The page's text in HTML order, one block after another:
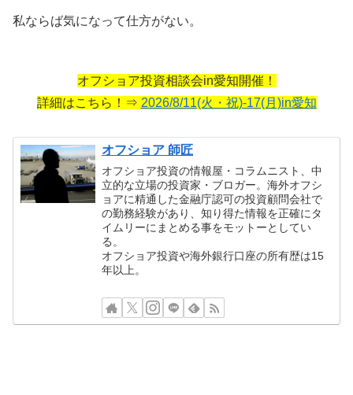
私ならば気になって仕方がない。
オフショア投資相談会in愛知開催！
詳細はこちら！⇒ 2026/8/11(火・祝)-17(月)in愛知
オフショア 師匠
オフショア投資の情報屋・コラムニスト、中
立的な立場の投資家・ブロガー。海外オフシ
ョアに精通した金融庁認可の投資顧問会社で
の勤務経験があり、知り得た情報を正確にタ
イムリーにまとめる事をモットーとしてい
る。
オフショア投資や海外銀行口座の所有歴は15
年以上。